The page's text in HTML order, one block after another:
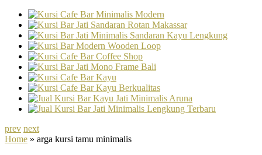
prev next
Home » arga kursi tamu minimalis